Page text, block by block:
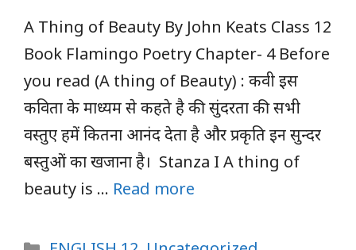
A Thing of Beauty By John Keats Class 12
Book Flamingo Poetry Chapter- 4 Before
you read (A thing of Beauty) : कवी इस
कविता के माध्यम से कहते है की सुंदरता की सभी
वस्तुए हमें कितना आनंद देता है और प्रकृति इन सुन्दर
बस्तुओं का खजाना है। Stanza I A thing of
beauty is … Read more
Categories